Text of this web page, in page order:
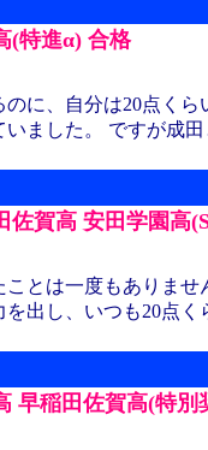
(特進α) 合格
に、自分は20点く
ました。 ですが成
佐賀高 安田学園高
とは一度もありませ
出し、いつも20点く
早稲田佐賀高(特別